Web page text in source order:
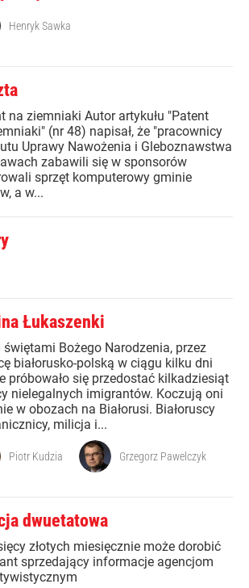
Henryk Sawka
na ziemniaki Autor artykułu "Patent
(nr 48) napisał, że "pracownicy
Uprawy Nawożenia i Gleboznawstwa
zabawili się w sponsorów
sprzęt komputerowy gminie
a w...
Łukaszenki
świętami Bożego Narodzenia, przez
białorusko-polską w ciągu kilku dni
próbowało się przedostać kilkadziesiąt
nielegalnych imigrantów. Koczują oni
w obozach na Białorusi. Białoruscy
milicja i...
Piotr Kudzia Grzegorz Pawelczyk
dwuetatowa
złotych miesięcznie może dorobić
sprzedający informacje agencjom